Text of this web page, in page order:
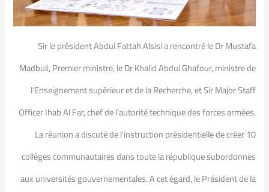
Sir le président Abdul Fattah Alsisi a rencontré le Dr Mustafa
Madbuli, Premier ministre, le Dr Khalid Abdul Ghafour, ministre de
l’Enseignement supérieur et de la Recherche, et Sir Major Staff
Officer Ihab Al Far, chef de l’autorité technique des forces armées.
La réunion a discuté de l’instruction présidentielle de créer 10
collèges communautaires dans toute la république subordonnés
aux universités gouvernementales. A cet égard, le Président de la